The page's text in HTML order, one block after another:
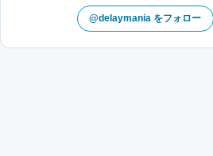
@delaymania をフォロー